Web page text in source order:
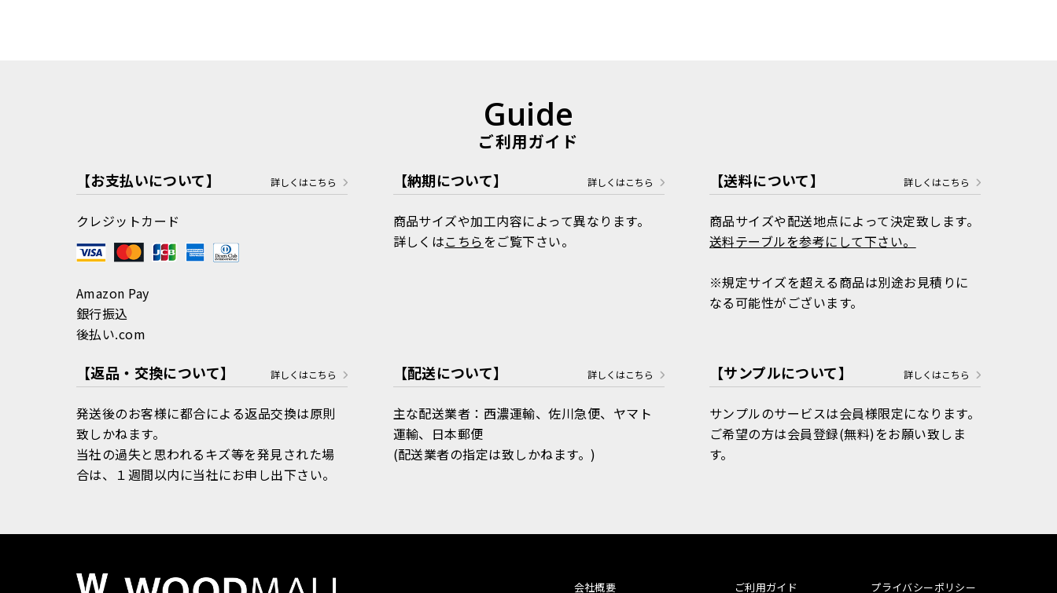
Guide
ご利用ガイド
【お支払いについて】 詳しくはこちら
クレジットカード
Amazon Pay
銀行振込
後払い.com
【納期について】 詳しくはこちら
商品サイズや加工内容によって異なります。
詳しくはこちらをご覧下さい。
【送料について】 詳しくはこちら
商品サイズや配送地点によって決定致します。
送料テーブルを参考にして下さい。
※規定サイズを超える商品は別途お見積りに
なる可能性がございます。
【返品・交換について】 詳しくはこちら
発送後のお客様に都合による返品交換は原則
致しかねます。
当社の過失と思われるキズ等を発見された場
合は、１週間以内に当社にお申し出下さい。
【配送について】 詳しくはこちら
主な配送業者：西濃運輸、佐川急便、ヤマト
運輸、日本郵便
(配送業者の指定は致しかねます。)
【サンプルについて】 詳しくはこちら
サンプルのサービスは会員様限定になります。
ご希望の方は会員登録(無料)をお願い致しま
す。
会社概要 ご利用ガイド プライバシーポリシー